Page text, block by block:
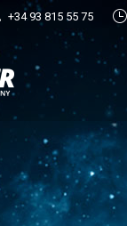
+34 93 815 55 75